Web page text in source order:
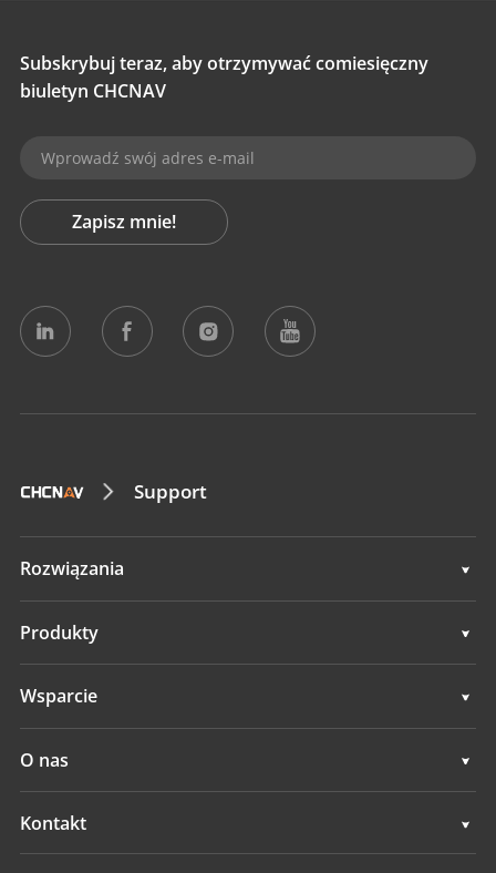
Subskrybuj teraz, aby otrzymywać comiesięczny
biuletyn CHCNAV
Zapisz mnie!
Support
Rozwiązania
Rozwiązania
Produkty
Systemy automatycznego sterowania
Systemy niwelacji terenu
Wsparcie
O nas
Przegląd
Kontakt